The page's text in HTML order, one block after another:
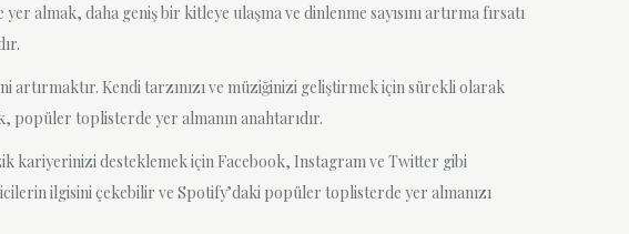
almak, daha geniş bir kitleye ulaşma ve dinlenme sayısını artırma fırsatı
Kendi tarzınızı ve müziğinizi geliştirmek için sürekli olarak
popüler toplisterde yer almanın anahtarıdır.
kariyerinizi desteklemek için Facebook, Instagram ve Twitter gibi
ilgisini çekebilir ve Spotify’daki popüler toplisterde yer almanızı